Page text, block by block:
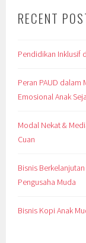
RECENT
Pendidikan Inklusif
Peran PAUD dalam
Emosional Anak
Modal Nekat &
Cuan
Bisnis
Pengusaha Muda
Bisnis Kopi Anak